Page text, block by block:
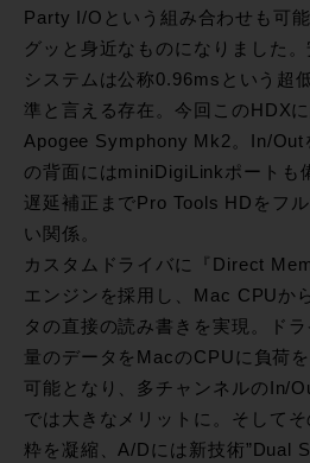
Party I/Oという組み合わせも可
グッと身近なものになりました
システムは公称0.96msという超
準と言える存在。今回このHDX
Apogee Symphony Mk2。In/Out
の背面にはminiDigiLinkポートも
遅延補正までPro Tools HDをフ
い関係。
カスタムドライバに『Direct
エンジンを採用し、Mac CPUか
タの直接の読み書きを実現。ド
量のデータをMacのCPUに負荷
可能となり、多チャンネルのIn/
では大きなメリットに。そして
粋を凝縮、A/Dには新技術”Dual